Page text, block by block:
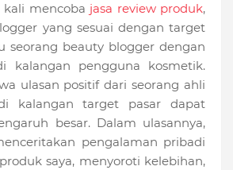
mencoba jasa review produk,
yang sesuai dengan target
seorang beauty blogger dengan
kalangan pengguna kosmetik.
ulasan positif dari seorang ahli
kalangan target pasar dapat
besar. Dalam ulasannya,
pengalaman pribadi
saya, menyoroti kelebihan,